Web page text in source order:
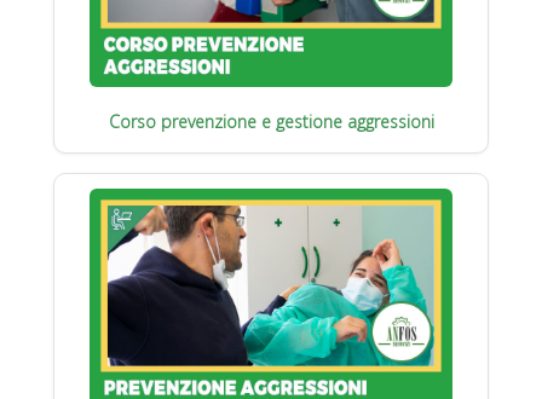
Corso prevenzione e gestione aggressioni